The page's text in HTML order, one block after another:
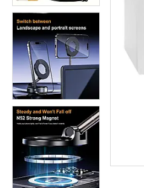
Набори імпульсного світла
Фото відбивачі, тримачі для
відбивачів
Поворотні столики
Все для предметної зйомки
Лайтбокси, фотобокси
Кільцеві лампи, товари для
блогерів
Світлодіодні LED-панель,
відеосвітло
Підсвічування, накамерне
світло
Штативи для фотоапаратів і